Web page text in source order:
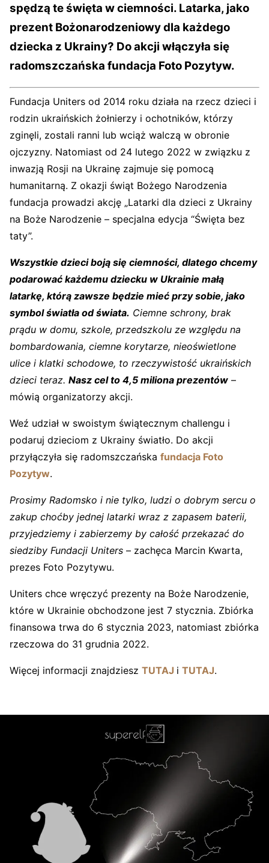
spędzą te święta w ciemności. Latarka, jako
prezent Bożonarodzeniowy dla każdego
dziecka z Ukrainy? Do akcji włączyła się
radomszczańska fundacja Foto Pozytyw.
Fundacja Uniters od 2014 roku działa na rzecz dzieci i
rodzin ukraińskich żołnierzy i ochotników, którzy
zginęli, zostali ranni lub wciąż walczą w obronie
ojczyzny. Natomiast od 24 lutego 2022 w związku z
inwazją Rosji na Ukrainę zajmuje się pomocą
humanitarną. Z okazji świąt Bożego Narodzenia
fundacja prowadzi akcję „Latarki dla dzieci z Ukrainy
na Boże Narodzenie – specjalna edycja “Święta bez
taty”.
Wszystkie dzieci boją się ciemności, dlatego chcemy
podarować każdemu dziecku w Ukrainie małą
latarkę, którą zawsze będzie mieć przy sobie, jako
symbol światła od świata. Ciemne schrony, brak
prądu w domu, szkole, przedszkolu ze względu na
bombardowania, ciemne korytarze, nieoświetlone
ulice i klatki schodowe, to rzeczywistość ukraińskich
dzieci teraz. Nasz cel to 4,5 miliona prezentów –
mówią organizatorzy akcji.
Weź udział w swoistym świątecznym challengu i
podaruj dzieciom z Ukrainy światło. Do akcji
przyłączyła się radomszczańska fundacja Foto
Pozytyw.
Prosimy Radomsko i nie tylko, ludzi o dobrym sercu o
zakup choćby jednej latarki wraz z zapasem baterii,
przyjedziemy i zabierzemy by całość przekazać do
siedziby Fundacji Uniters – zachęca Marcin Kwarta,
prezes Foto Pozytywu.
Uniters chce wręczyć prezenty na Boże Narodzenie,
które w Ukrainie obchodzone jest 7 stycznia. Zbiórka
finansowa trwa do 6 stycznia 2023, natomiast zbiórka
rzeczowa do 31 grudnia 2022.
Więcej informacji znajdziesz TUTAJ i TUTAJ.